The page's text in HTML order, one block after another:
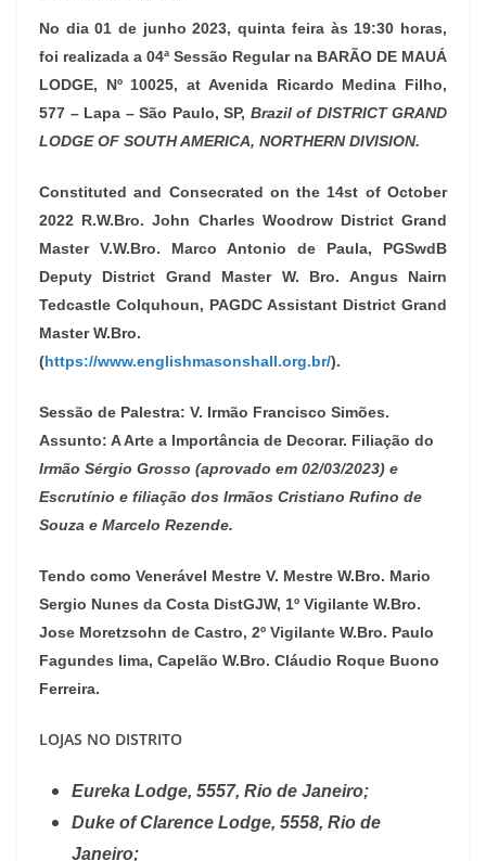
No dia 01 de junho 2023, quinta feira às 19:30 horas,
foi realizada a 04ª Sessão Regular na BARÃO DE MAUÁ
LODGE, Nº 10025, at Avenida Ricardo Medina Filho,
577 – Lapa – São Paulo, SP, Brazil of DISTRICT GRAND
LODGE OF SOUTH AMERICA, NORTHERN DIVISION.
Constituted and Consecrated on the 14st of October
2022 R.W.Bro. John Charles Woodrow District Grand
Master V.W.Bro. Marco Antonio de Paula, PGSwdB
Deputy District Grand Master W. Bro. Angus Nairn
Tedcastle Colquhoun, PAGDC Assistant District Grand
Master W.Bro.
(https://www.englishmasonshall.org.br/).
Sessão de Palestra: V. Irmão Francisco Simões.
Assunto: A Arte a Importância de Decorar. Filiação do
Irmão Sérgio Grosso (aprovado em 02/03/2023) e
Escrutínio e filiação dos Irmãos Cristiano Rufino de
Souza e Marcelo Rezende.
Tendo como Venerável Mestre V. Mestre W.Bro. Mario
Sergio Nunes da Costa DistGJW, 1º Vigilante W.Bro.
Jose Moretzsohn de Castro, 2º Vigilante W.Bro. Paulo
Fagundes lima, Capelão W.Bro. Cláudio Roque Buono
Ferreira.
LOJAS NO DISTRITO
Eureka Lodge, 5557, Rio de Janeiro;
Duke of Clarence Lodge, 5558, Rio de
Janeiro;